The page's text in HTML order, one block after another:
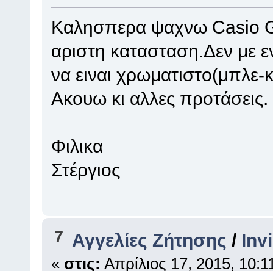
Καλησπερα ψαχνω Casio G
αριστη κατασταση.Δεν με
να ειναι χρωματιστο(μπλε-
Ακουω κι αλλες προτάσεις.
Φιλικα
Στέργιος
7 Αγγελίες Ζήτησης /
« στις: Απρίλιος 17, 2015,